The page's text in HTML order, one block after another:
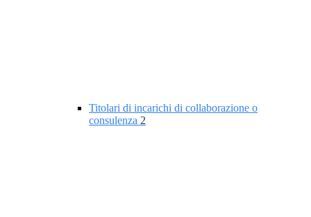
Titolari di incarichi di collaborazione o
consulenza 2